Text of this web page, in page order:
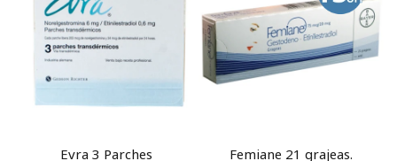
Evra 3 Parches Femiane 21 grajeas.